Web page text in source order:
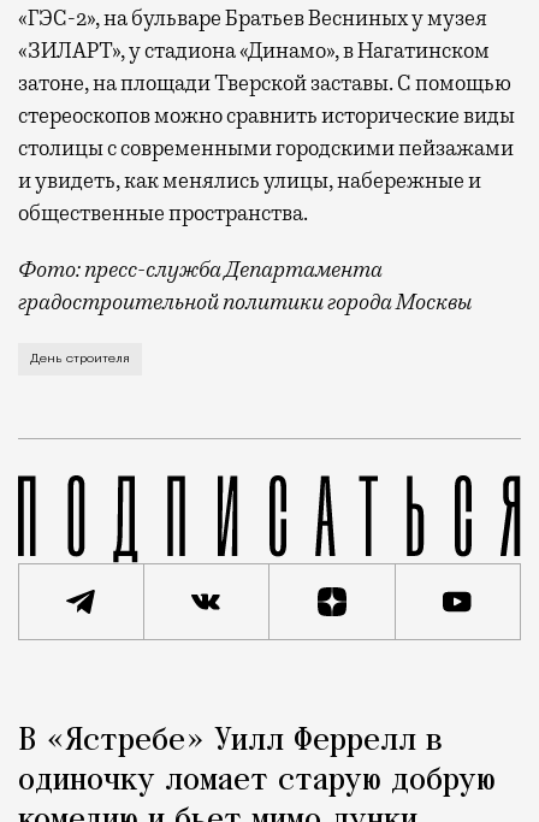
«ГЭС-2», на бульваре Братьев Весниных у музея
«ЗИЛАРТ», у стадиона «Динамо», в Нагатинском
затоне, на площади Тверской заставы. С помощью
стереоскопов можно сравнить исторические виды
столицы с современными городскими пейзажами
и увидеть, как менялись улицы, набережные и
общественные пространства.
Фото: пресс-служба Департамента
градостроительной политики города Москвы
В этом году профессиональный праздник День
День строителя
Город
В «Ястребе» Уилл Феррелл в
одиночку ломает старую добрую